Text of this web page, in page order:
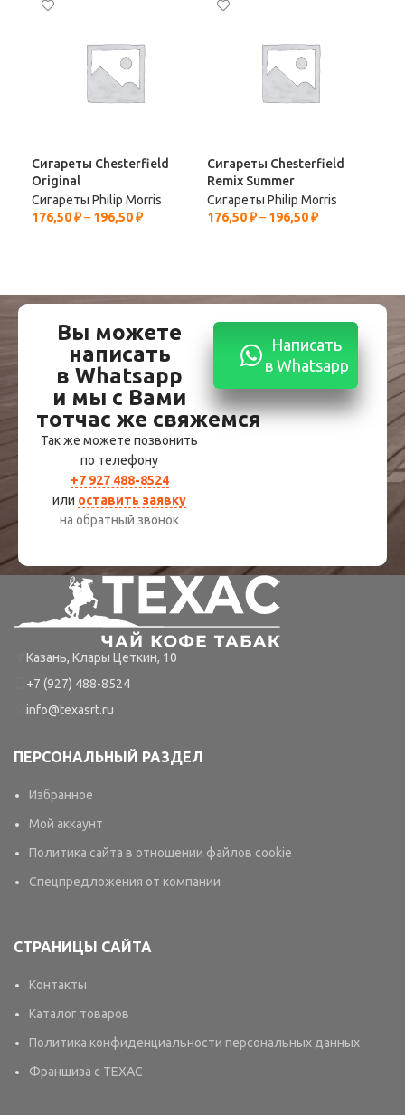
Сигареты Chesterfield
Original
Сигареты Philip Morris
176,50₽– 196,50₽
Сигареты Chesterfield
Remix Summer
Сигареты Philip Morris
176,50₽– 196,50₽
Вы можете
написать
в Whatsapp
и мы с Вами
тотчас же свяжемся
Так же можете позвонить
по телефону
+7 927 488-8524
или оставить заявку
на обратный звонок
Написать
в Whatsapp
Казань, Клары Цеткин, 10
+7 (927) 488-8524
info@texasrt.ru
ПЕРСОНАЛЬНЫЙ РАЗДЕЛ
Избранное
Мой аккаунт
Политика сайта в отношении файлов cookie
Спецпредложения от компании
СТРАНИЦЫ САЙТА
Контакты
Каталог товаров
Политика конфиденциальности персональных данных
Франшиза с TEXAC